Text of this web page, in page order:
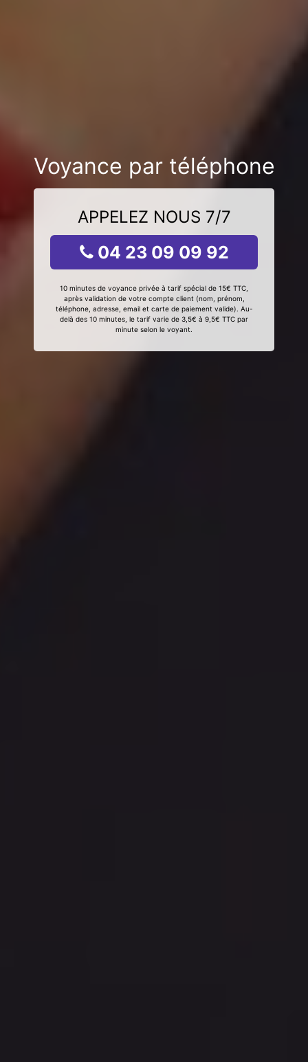
Voyance par téléphone
APPELEZ NOUS 7/7
04 23 09 09 92
10 minutes de voyance privée à tarif spécial de 15€ TTC,
après validation de votre compte client (nom, prénom,
téléphone, adresse, email et carte de paiement valide). Au-
delà des 10 minutes, le tarif varie de 3,5€ à 9,5€ TTC par
minute selon le voyant.